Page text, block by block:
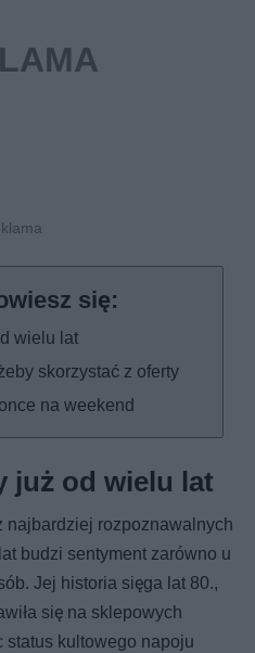
wielu lat
skorzystać z oferty
na weekend
już od wielu lat
najbardziej rozpoznawalnych
budzi sentyment zarówno u
Jej historia sięga lat 80.,
się na sklepowych
status kultowego napoju